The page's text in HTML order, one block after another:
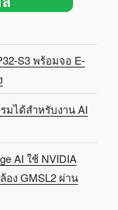
S3 พร้อมจอ E-
มได้สำหรับงาน AI
AI ใช้ NVIDIA
อง GMSL2 ผ่าน